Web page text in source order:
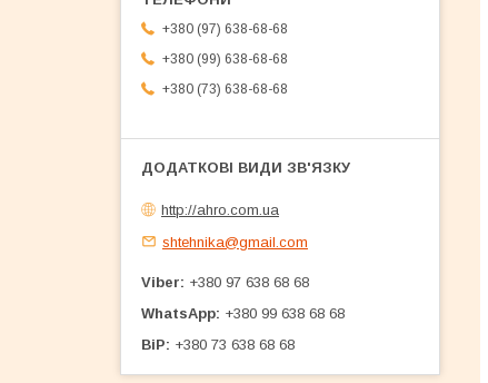
+380 (97) 638-68-68
+380 (99) 638-68-68
+380 (73) 638-68-68
http://ahro.com.ua
shtehnika@gmail.com
Viber
+380 97 638 68 68
WhatsApp +380 99 638 68 68
BiP
+380 73 638 68 68